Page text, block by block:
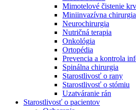
Nefrologické ambulancie
V nefrologických ambulanciách
a prípravu pacientov k jednotlivým
obličiek. Zvoľte si mesto, ktoré
Mimotelové čistenie
Miniinvazívna chirurgia
Neurochirurgia
Nutričná terapia
Onkológia
Ortopédia
Prevencia a kontrola
Spinálna chirurgia
Starostlivosť o rany
Starostlivosť o stómiu
Uzatváranie rán
Starostlivosť o pacientov